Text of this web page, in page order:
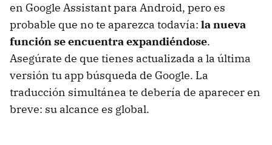
en Google Assistant para Android, pero es
probable que no te aparezca todavía: la nueva
función se encuentra expandiéndose.
Asegúrate de que tienes actualizada a la última
versión tu app búsqueda de Google. La
traducción simultánea te debería de aparecer en
breve: su alcance es global.